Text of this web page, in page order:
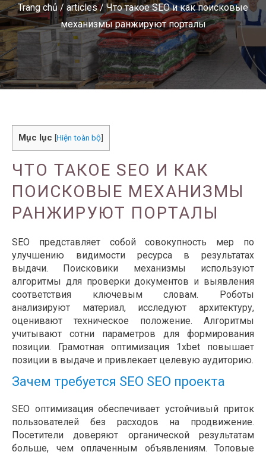
Trang chủ/ articles/Что такое SEO и как поисковые
механизмы ранжируют порталы
Mục lục [Hiện toàn bộ]
ЧТО ТАКОЕ SEO И КАК
ПОИСКОВЫЕ МЕХАНИЗМЫ
РАНЖИРУЮТ ПОРТАЛЫ
SEO представляет собой совокупность мер по
улучшению видимости ресурса в результатах
выдачи. Поисковики механизмы используют
алгоритмы для проверки документов и выявления
соответствия ключевым словам. Роботы
анализируют материал, исследуют архитектуру,
оценивают техническое положение. Алгоритмы
учитывают сотни параметров для формирования
позиции. Грамотная оптимизация 1xbet повышает
позиции в выдаче и привлекает целевую аудиторию.
Зачем требуется SEO SEO проекта
SEO оптимизация обеспечивает устойчивый приток
пользователей без расходов на продвижение.
Посетители доверяют органической результатам
больше, чем оплаченным объявлениям. Топовые